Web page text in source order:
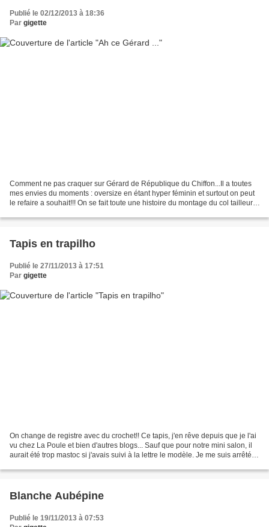
Publié le 02/12/2013 à 18:36
Par gigette
Comment ne pas craquer sur Gérard de République du Chiffon...Il a toutes
mes envies du moments : oversize en étant hyper féminin et surtout on peut
le refaire a souhait!!! On se fait toute une histoire du montage du col tailleur,
Tapis en trapilho
Publié le 27/11/2013 à 17:51
Par gigette
On change de registre avec du crochet!! Ce tapis, j'en rêve depuis que je l'ai
vu chez La Poule et bien d'autres blogs... Sauf que pour notre mini salon, il
aurait été trop mastoc si j'avais suivi à la lettre le modèle. Je me suis arrêtée
Blanche Aubépine
Publié le 19/11/2013 à 07:53